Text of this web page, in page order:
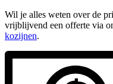
Wil je alles weten over de
vrijblijvend een offerte via
kozijnen.